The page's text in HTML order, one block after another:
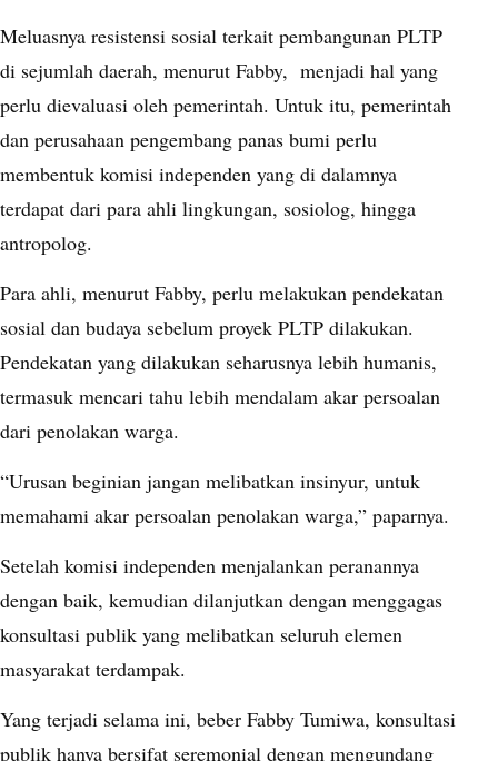
Meluasnya resistensi sosial terkait pembangunan PLTP
di sejumlah daerah, menurut Fabby, menjadi hal yang
perlu dievaluasi oleh pemerintah. Untuk itu, pemerintah
dan perusahaan pengembang panas bumi perlu
membentuk komisi independen yang di dalamnya
terdapat dari para ahli lingkungan, sosiolog, hingga
antropolog.
Para ahli, menurut Fabby, perlu melakukan pendekatan
sosial dan budaya sebelum proyek PLTP dilakukan.
Pendekatan yang dilakukan seharusnya lebih humanis,
termasuk mencari tahu lebih mendalam akar persoalan
dari penolakan warga.
“Urusan beginian jangan melibatkan insinyur, untuk
memahami akar persoalan penolakan warga,” paparnya.
Setelah komisi independen menjalankan peranannya
dengan baik, kemudian dilanjutkan dengan menggagas
konsultasi publik yang melibatkan seluruh elemen
masyarakat terdampak.
Yang terjadi selama ini, beber Fabby Tumiwa, konsultasi
publik hanya bersifat seremonial dengan mengundang